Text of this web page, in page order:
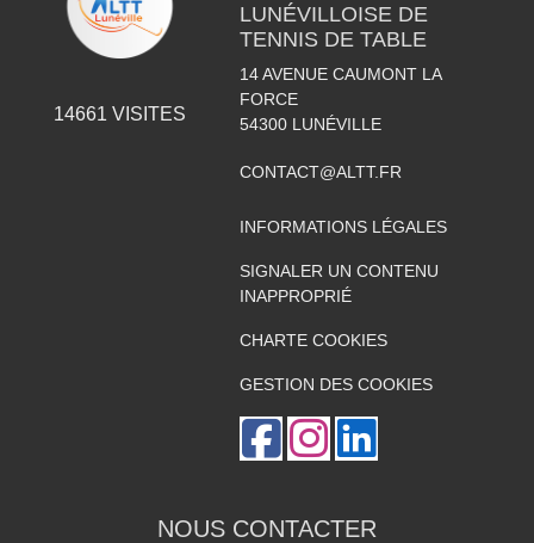
14661 VISITES
LUNÉVILLOISE DE
TENNIS DE TABLE
14 AVENUE CAUMONT LA
FORCE
54300 LUNÉVILLE
CONTACT@ALTT.FR
INFORMATIONS LÉGALES
SIGNALER UN CONTENU
INAPPROPRIÉ
CHARTE COOKIES
GESTION DES COOKIES
NOUS CONTACTER